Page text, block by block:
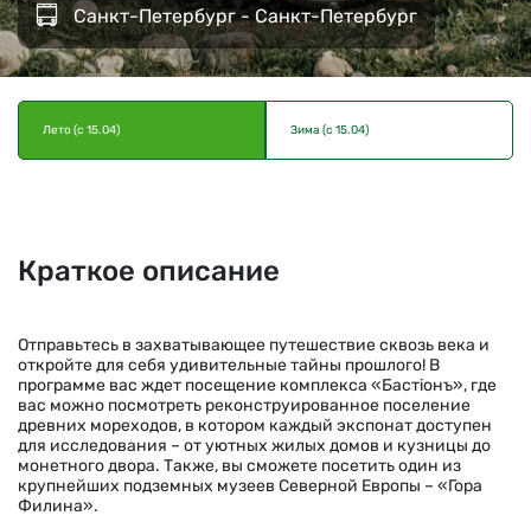
Санкт-Петербург - Санкт-Петербург
Лето (с 15.04) Зима (с 15.04)
Краткое описание
Отправьтесь в захватывающее путешествие сквозь века и
откройте для себя удивительные тайны прошлого! В
программе вас ждет посещение комплекса «Бастiонъ», где
вас можно посмотреть реконструированное поселение
древних мореходов, в котором каждый экспонат доступен
для исследования – от уютных жилых домов и кузницы до
монетного двора. Также, вы сможете посетить один из
крупнейших подземных музеев Северной Европы – «Гора
Филина».